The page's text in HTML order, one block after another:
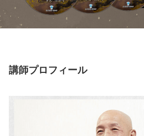
講師プロフィール